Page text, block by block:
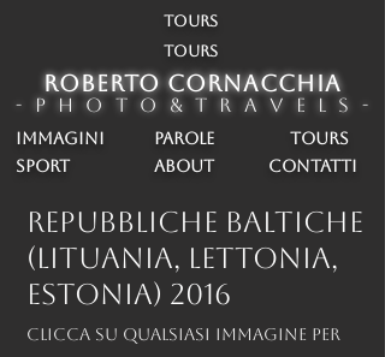
TOURS
TOURS
ROBERTO CORNACCHIA
- P h o t o & T r a v e l s -
IMMAGINI
SPORT
PAROLE
about
TOURS
CONTATTI
REPUBBLICHE BALTICHE
(LITUANIA, LETTONIA,
ESTONIA) 2016
Clicca su qualsiasi immagine per